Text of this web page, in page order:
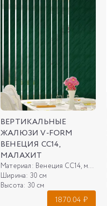
ВЕРТИКАЛЬНЫЕ
ЖАЛЮЗИ V-FORM
ВЕНЕЦИЯ СС14,
МАЛАХИТ
Материал: Венеция СС14, малахит
Ширина: 30 см
Высота: 30 см
1870.04 ₽